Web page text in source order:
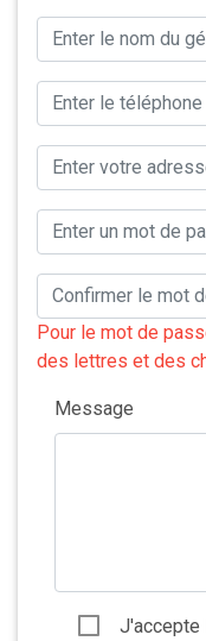
Pour le mot de
des lettres et des
Message
J'accepte